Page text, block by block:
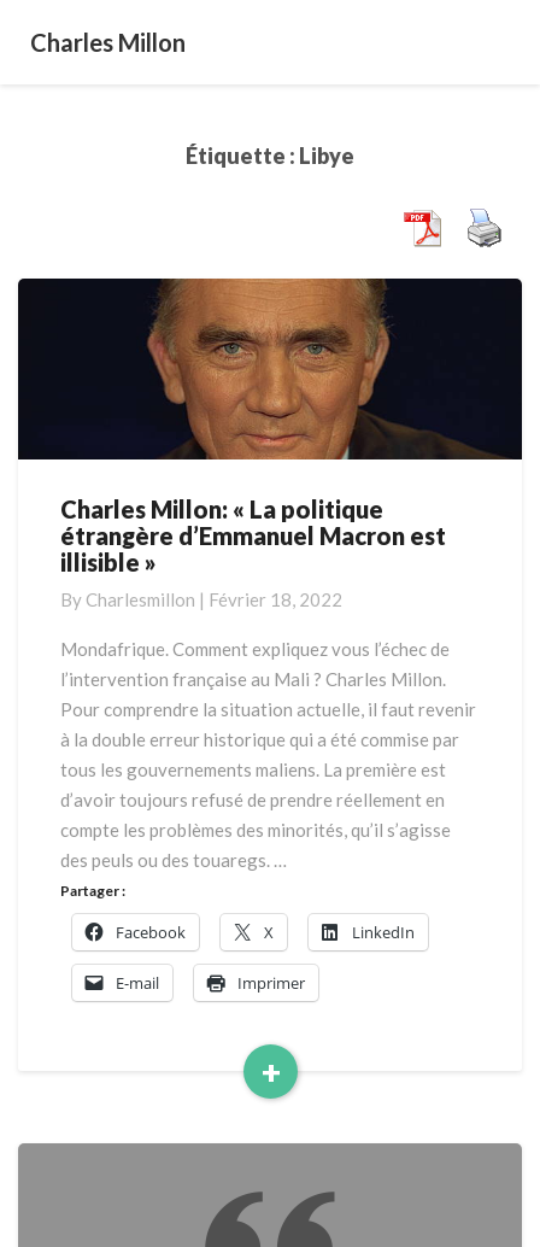
Charles Millon
Étiquette : Libye
Charles
Millon:
« La
étrangère
d’Emmanuel
Macron
est
illisible »
Charles Millon: « La politique
étrangère d’Emmanuel Macron est
illisible »
By Charlesmillon | Février 18, 2022
Mondafrique. Comment expliquez vous l’échec de
l’intervention française au Mali ? Charles Millon.
Pour comprendre la situation actuelle, il faut revenir
à la double erreur historique qui a été commise par
tous les gouvernements maliens. La première est
d’avoir toujours refusé de prendre réellement en
compte les problèmes des minorités, qu’il s’agisse
des peuls ou des touaregs. …
+
Read
Partager :
Facebook X LinkedIn
E-mail Imprimer